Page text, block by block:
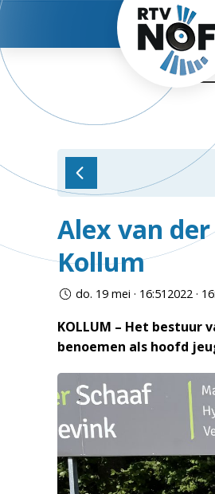
Alex van
Kollum
do. 19 mei · 16:512022 ·
KOLLUM – Het bestuur
benoemen als hoofd